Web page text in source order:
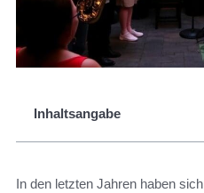
Inhaltsangabe
In den letzten Jahren haben sich